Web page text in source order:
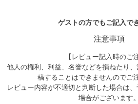
ゲストの方でもご記入で
注意事項
【レビュー記入時のご
他人の権利、利益、名誉などを損ねたり
稿することはできませんのでご
レビュー内容が不適切と判断した場合は
場合がございます。